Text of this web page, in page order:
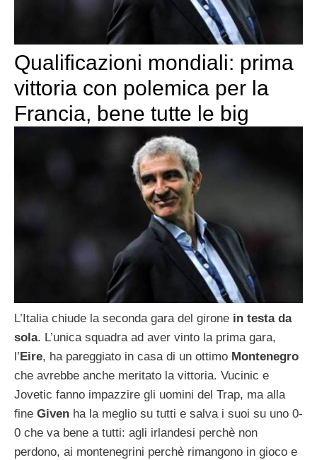
Qualificazioni mondiali: prima
vittoria con polemica per la
Francia, bene tutte le big
L’Italia chiude la seconda gara del girone in testa da
sola. L’unica squadra ad aver vinto la prima gara,
l’ Eire, ha pareggiato in casa di un ottimo Montenegro
che avrebbe anche meritato la vittoria. Vucinic e
Jovetic fanno impazzire gli uomini del Trap, ma alla
fine Given ha la meglio su tutti e salva i suoi su uno 0-
0 che va bene a tutti: agli irlandesi perchè non
perdono, ai montenegrini perchè rimangono in gioco e